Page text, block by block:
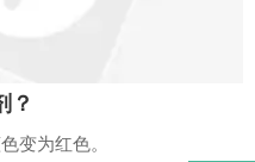
？
变为红色。